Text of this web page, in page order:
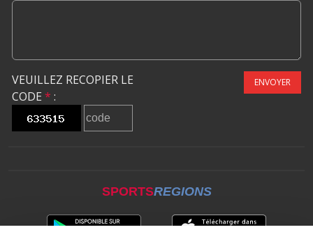
VEUILLEZ RECOPIER LE
CODE * :
ENVOYER
SPORTSREGIONS